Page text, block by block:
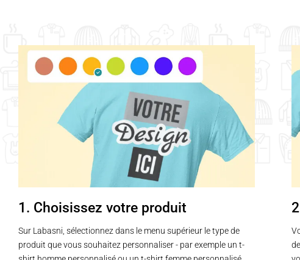
1. Choisissez votre produit
Sur Labasni, sélectionnez dans le menu supérieur le type de
produit que vous souhaitez personnaliser - par exemple un t-